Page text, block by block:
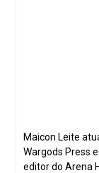
Maicon Leite
Wargods Press
editor do Arena